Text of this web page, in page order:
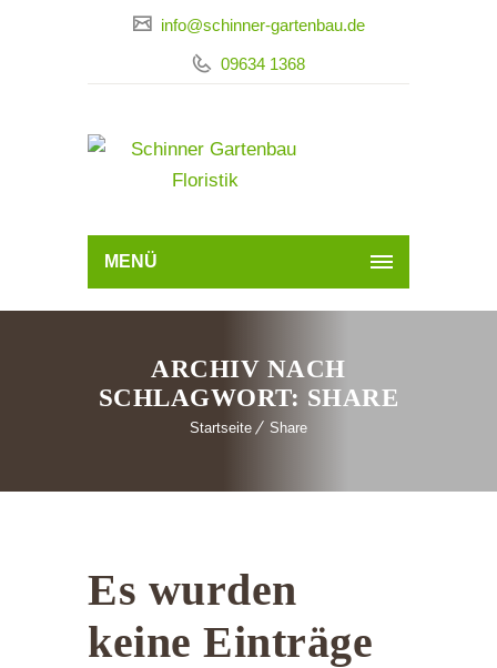
info@schinner-gartenbau.de
09634 1368
MENÜ
ARCHIV NACH
SCHLAGWORT: SHARE
Startseite Share
Es wurden
keine Einträge